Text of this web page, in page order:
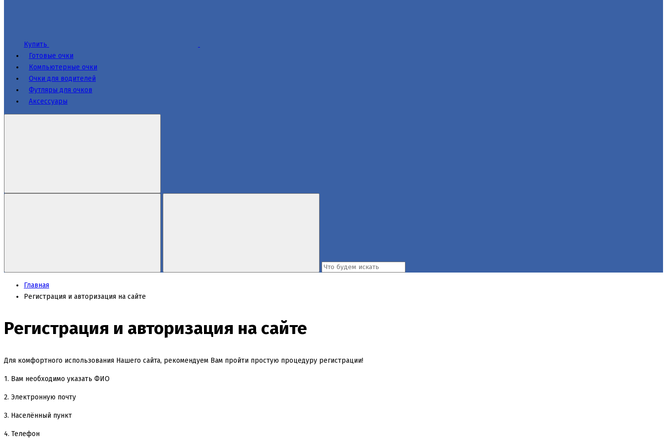
Купить
Готовые очки
Компьютерные очки
Очки для водителей
Футляры для очков
Аксессуары
Главная
Регистрация и авторизация на сайте
Регистрация и авторизация на сайте
Для комфортного использования Нашего сайта, рекомендуем Вам пройти простую процедуру регистрации!
1. Вам необходимо указать ФИО
2. Электронную почту
3. Населённый пункт
4. Телефон